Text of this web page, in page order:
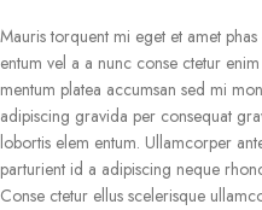
Mauris torquent mi eget et amet
entum vel a a nunc conse ctetur
mentum platea accumsan sed mi
adipiscing gravida per consequat
lobortis elem entum. Ullamcorper
parturient id a adipiscing neque
Conse ctetur ellus scelerisque